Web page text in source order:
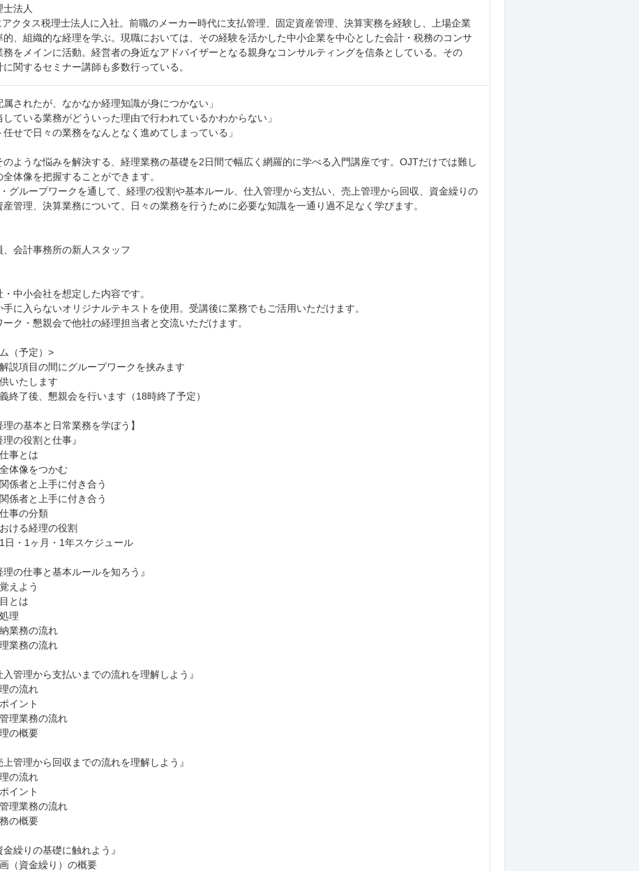
士法人
クタス税理士法人に入社。前職のメーカー時代に支払管理、固定資産管理、決算実務を経験し、上場企業
的、組織的な経理を学ぶ。現職においては、その経験を活かした中小企業を中心とした会計・税務のコンサ
務をメインに活動。経営者の身近なアドバイザーとなる親身なコンサルティングを信条としている。その
関するセミナー講師も多数行っている。
属されたが、なかなか経理知識が身につかない」
している業務がどういった理由で行われているかわからない」
任せで日々の業務をなんとなく進めてしまっている」
のような悩みを解決する、経理業務の基礎を2日間で幅広く網羅的に学べる入門講座です。OJTだけでは難し
体像を把握することができます。
グループワークを通して、経理の役割や基本ルール、仕入管理から支払い、売上管理から回収、資金繰りの
管理、決算業務について、日々の業務を行うために必要な知識を一通り過不足なく学びます。
、会計事務所の新人スタッフ
・中小会社を想定した内容です。
手に入らないオリジナルテキストを使用。受講後に業務でもご活用いただけます。
ーク・懇親会で他社の経理担当者と交流いただけます。
（予定）>
説項目の間にグループワークを挟みます
いたします
終了後、懇親会を行います（18時終了予定）
の基本と日常業務を学ぼう】
の役割と仕事』
事とは
体像をつかむ
係者と上手に付き合う
係者と上手に付き合う
事の分類
ける経理の役割
1日・1ヶ月・1年スケジュール
の仕事と基本ルールを知ろう』
えよう
とは
理
業務の流れ
業務の流れ
管理から支払いまでの流れを理解しよう』
の流れ
イント
理業務の流れ
の概要
管理から回収までの流れを理解しよう』
の流れ
イント
理業務の流れ
の概要
繰りの基礎に触れよう』
（資金繰り）の概要